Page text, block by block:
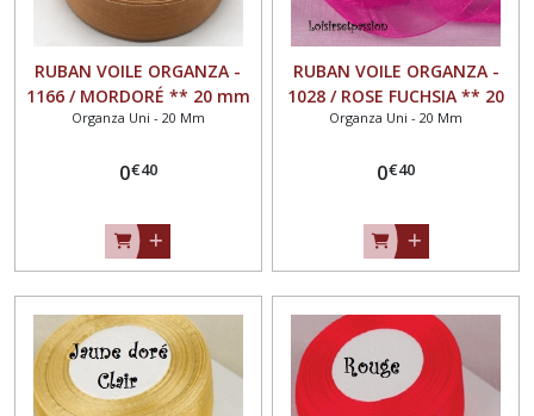
RUBAN VOILE ORGANZA -
1166 / MORDORÉ ** 20 mm
** Vendu au mètre -
Organza Uni - 20 Mm
0€40
RUBAN VOILE ORGANZA -
1028 / ROSE FUCHSIA ** 20
mm ** Vendu au mètre -
Organza Uni - 20 Mm
0€40
15
mm
Organza
uni
-
25
mm
(61)